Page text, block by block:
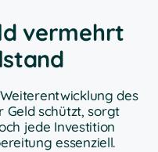
vermehrt
des
Geld schützt, sorgt
jede Investition
essenziell.